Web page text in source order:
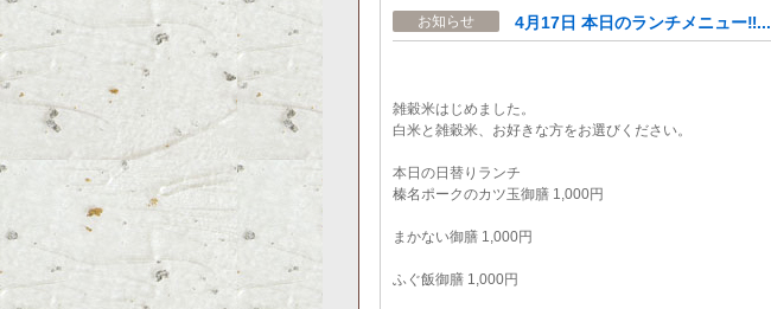
お知らせ 4月17日 本日のランチメニュー‼...
雑穀米はじめました。
白米と雑穀米、お好きな方をお選びください。
本日の日替りランチ
榛名ポークのカツ玉御膳 1,000円
まかない御膳 1,000円
ふぐ飯御膳 1,000円